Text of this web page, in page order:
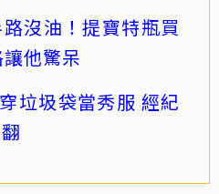
沒油！提寶特瓶買
他驚呆
垃圾袋當秀服 經紀